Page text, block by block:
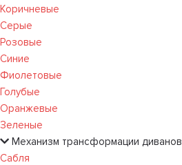
Коричневые
Серые
Розовые
Синие
Фиолетовые
Голубые
Оранжевые
Зеленые
Механизм трансформации диванов
Сабля